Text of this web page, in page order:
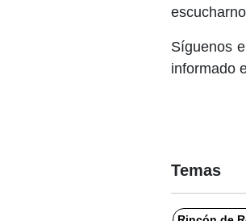
Síguenos
informado
Temas